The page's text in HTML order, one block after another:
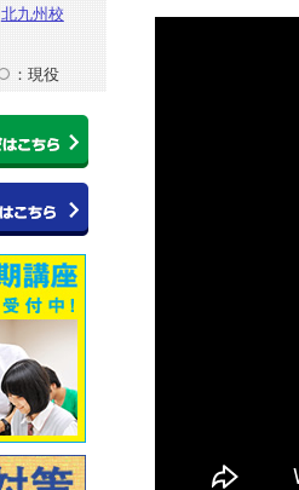
北九州校
：現役